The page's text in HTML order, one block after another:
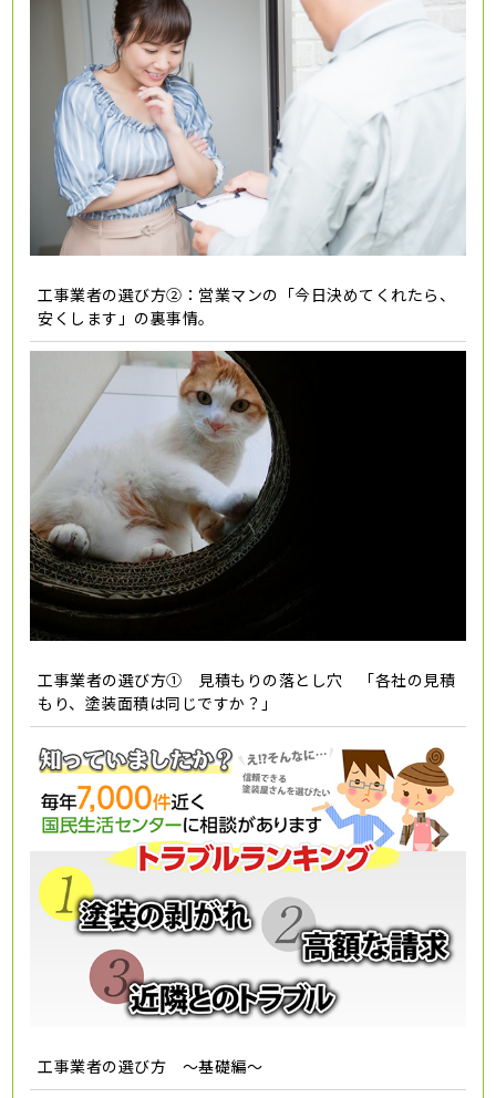
工事業者の選び方②：営業マンの「今日決めてくれたら、
安くします」の裏事情。
工事業者の選び方① 見積もりの落とし穴 「各社の見積
もり、塗装面積は同じですか？」
工事業者の選び方 ～基礎編～